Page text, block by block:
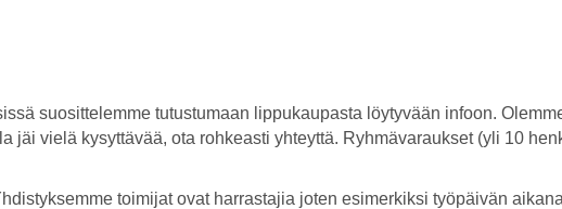
suosittelemme tutustumaan lippukaupasta löytyvään infoon.
jäi vielä kysyttävää, ota rohkeasti yhteyttä. Ryhmävaraukset (yli 10
toimijat ovat harrastajia joten esimerkiksi työpäivän aikana